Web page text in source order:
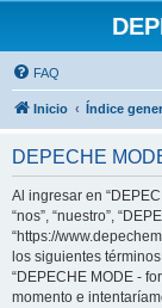
FAQ
Inicio Índice
DEPECHE
Al ingresar en
“nos”, “nuestro”,
“https://
los siguientes
“DEPECHE MODE -
momento e